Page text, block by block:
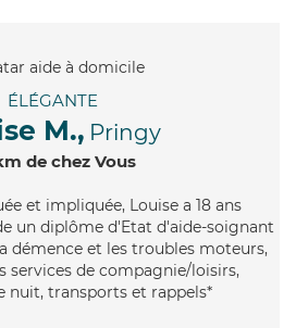
ÉLÉGANTE
M., Pringy
de chez Vous
et impliquée, Louise a 18 ans
un diplôme d'Etat d'aide-soignant
démence et les troubles moteurs,
services de compagnie/loisirs,
nuit, transports et rappels*